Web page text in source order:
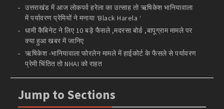
उत्तराखंड में आज लोकपर्व हरेला का उत्साह तो ऋषिकेश भानियावाला
में पर्यावरण प्रेमियों ने मनाया ‘Black Harela ‘
धामी कैबिनेट ने लिए 10 बड़े फैसले ,मदरसा बोर्ड ,बापूग्राम मामले पर
क्या हुआ खबर में जानिए
ऋषिकेश -भानियावाला फोरलेन मामले में हाईकोर्ट के फैसले से पर्यावरण
प्रेमी चिंतित तो NHAI को राहत
Jump to Sections